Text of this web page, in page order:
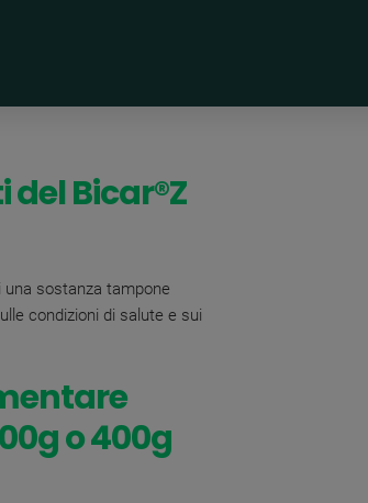
delBicar®Z
una sostanza tampone
condizioni di salute e sui
o 400g